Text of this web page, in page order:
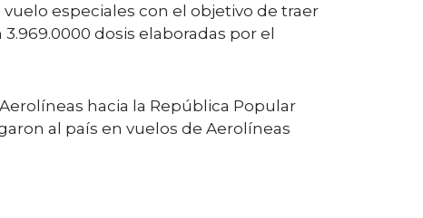
especiales con el objetivo de traer
dosis elaboradas por el
hacia la República Popular
al país en vuelos de Aerolíneas